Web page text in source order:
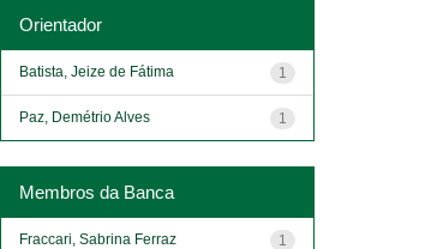
Orientador
1
Batista, Jeize de Fátima
1
Paz, Demétrio Alves
Membros da Banca
1
Fraccari, Sabrina Ferraz